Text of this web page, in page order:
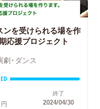
を受けられる場を作
応援プロジェクト
劇・ダンス
円
終了
2024/04/30